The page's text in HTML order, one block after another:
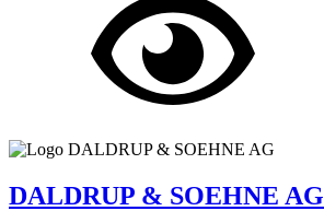
DALDRUP & SOEHNE AG